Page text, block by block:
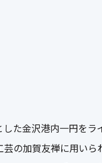
た金沢港内一円をラ
加賀友禅に用い